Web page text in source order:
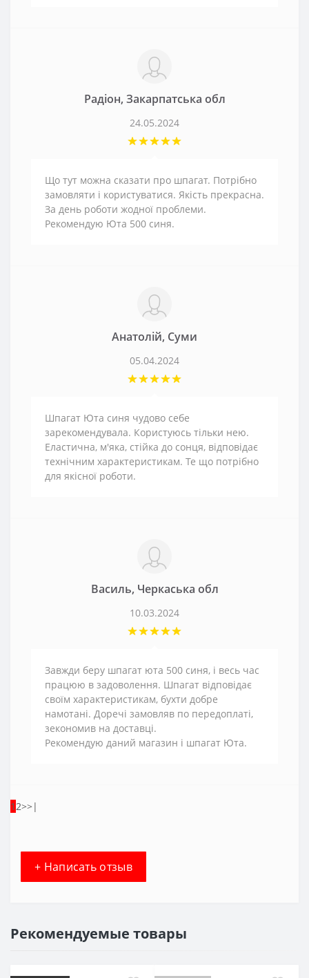
Радіон, Закарпатська обл
24.05.2024
Що тут можна сказати про шпагат. Потрібно
замовляти і користуватися. Якість прекрасна.
За день роботи жодної проблеми.
Рекомендую Юта 500 синя.
Анатолій, Суми
05.04.2024
Шпагат Юта синя чудово себе
зарекомендувала. Користуюсь тільки нею.
Еластична, м'яка, стійка до сонця, відповідає
технічним характеристикам. Те що потрібно
для якісної роботи.
Василь, Черкаська обл
10.03.2024
Завжди беру шпагат юта 500 синя, і весь час
працюю в задоволення. Шпагат відповідає
своїм характеристикам, бухти добре
намотані. Доречі замовляв по передоплаті,
зекономив на доставці.
Рекомендую даний магазин і шпагат Юта.
1 2>>|
+ Написать отзыв
Рекомендуемые товары